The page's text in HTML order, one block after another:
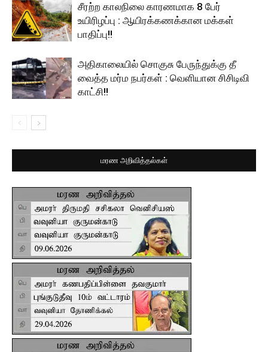
சீரற்ற காலநிலை காரணமாக 8 பேர்
உயிரிழப்பு : ஆயிரக்கணக்கான மக்கள்
பாதிப்பு!!
அதிகாலையில் சொகுசு பேருந்துக்கு தீ
வைத்த மர்ம நபர்கள் : வெளியான சிசிடிவி
காட்சி!!
மரண அறிவித்தல்கள்